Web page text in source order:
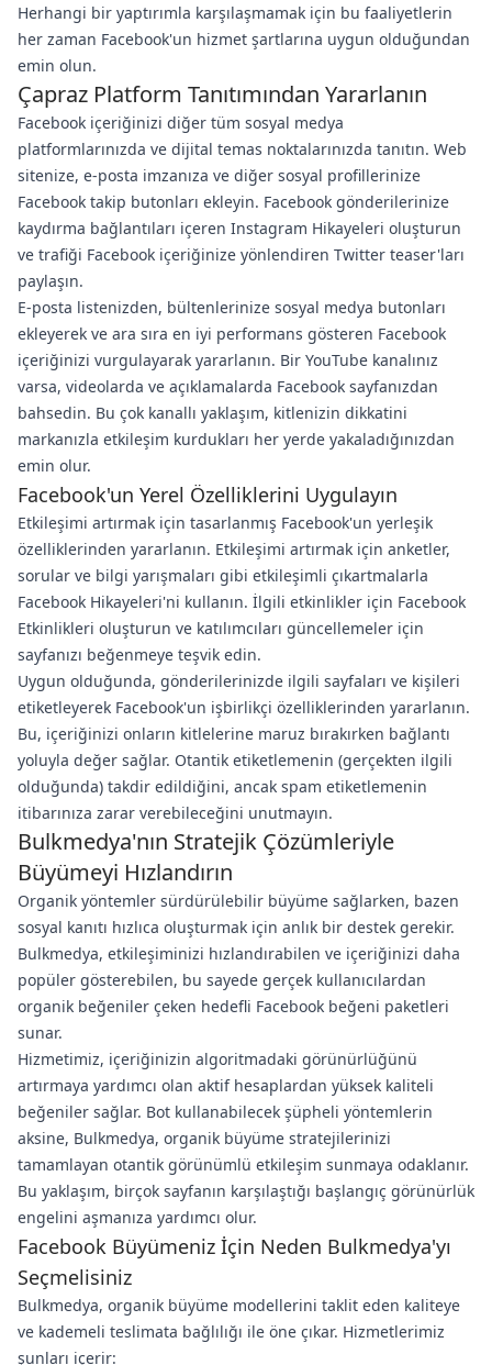
Herhangi bir yaptırımla karşılaşmamak için bu faaliyetlerin
her zaman Facebook'un hizmet şartlarına uygun olduğundan
emin olun.
Çapraz Platform Tanıtımından Yararlanın
Facebook içeriğinizi diğer tüm sosyal medya
platformlarınızda ve dijital temas noktalarınızda tanıtın. Web
sitenize, e-posta imzanıza ve diğer sosyal profillerinize
Facebook takip butonları ekleyin. Facebook gönderilerinize
kaydırma bağlantıları içeren Instagram Hikayeleri oluşturun
ve trafiği Facebook içeriğinize yönlendiren Twitter teaser'ları
paylaşın.
E-posta listenizden, bültenlerinize sosyal medya butonları
ekleyerek ve ara sıra en iyi performans gösteren Facebook
içeriğinizi vurgulayarak yararlanın. Bir YouTube kanalınız
varsa, videolarda ve açıklamalarda Facebook sayfanızdan
bahsedin. Bu çok kanallı yaklaşım, kitlenizin dikkatini
markanızla etkileşim kurdukları her yerde yakaladığınızdan
emin olur.
Facebook'un Yerel Özelliklerini Uygulayın
Etkileşimi artırmak için tasarlanmış Facebook'un yerleşik
özelliklerinden yararlanın. Etkileşimi artırmak için anketler,
sorular ve bilgi yarışmaları gibi etkileşimli çıkartmalarla
Facebook Hikayeleri'ni kullanın. İlgili etkinlikler için Facebook
Etkinlikleri oluşturun ve katılımcıları güncellemeler için
sayfanızı beğenmeye teşvik edin.
Uygun olduğunda, gönderilerinizde ilgili sayfaları ve kişileri
etiketleyerek Facebook'un işbirlikçi özelliklerinden yararlanın.
Bu, içeriğinizi onların kitlelerine maruz bırakırken bağlantı
yoluyla değer sağlar. Otantik etiketlemenin (gerçekten ilgili
olduğunda) takdir edildiğini, ancak spam etiketlemenin
itibarınıza zarar verebileceğini unutmayın.
Bulkmedya'nın Stratejik Çözümleriyle
Büyümeyi Hızlandırın
Organik yöntemler sürdürülebilir büyüme sağlarken, bazen
sosyal kanıtı hızlıca oluşturmak için anlık bir destek gerekir.
Bulkmedya, etkileşiminizi hızlandırabilen ve içeriğinizi daha
popüler gösterebilen, bu sayede gerçek kullanıcılardan
organik beğeniler çeken hedefli Facebook beğeni paketleri
sunar.
Hizmetimiz, içeriğinizin algoritmadaki görünürlüğünü
artırmaya yardımcı olan aktif hesaplardan yüksek kaliteli
beğeniler sağlar. Bot kullanabilecek şüpheli yöntemlerin
aksine, Bulkmedya, organik büyüme stratejilerinizi
tamamlayan otantik görünümlü etkileşim sunmaya odaklanır.
Bu yaklaşım, birçok sayfanın karşılaştığı başlangıç görünürlük
engelini aşmanıza yardımcı olur.
Facebook Büyümeniz İçin Neden Bulkmedya'yı
Seçmelisiniz
Bulkmedya, organik büyüme modellerini taklit eden kaliteye
ve kademeli teslimata bağlılığı ile öne çıkar. Hizmetlerimiz
şunları içerir: